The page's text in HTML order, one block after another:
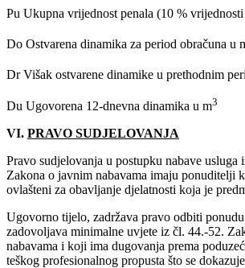
Pu Ukupna vrijednost penala (10 %
Do Ostvarena dinamika za period obračuna u
Dr Višak ostvarene dinamike u prethodnim
Du Ugovorena 12-dnevna dinamika u m3
VI. PRAVO SUDJELOVANJA
Pravo sudjelovanja u postupku nabave
Zakona o javnim nabavama imaju ponuditelji
ovlašteni za obavljanje djelatnosti koja je
Ugovorno tijelo, zadržava pravo odbiti
zadovoljava minimalne uvjete iz čl. 44.-52.
nabavama i koji ima dugovanja prema
teškog profesionalnog propusta što se